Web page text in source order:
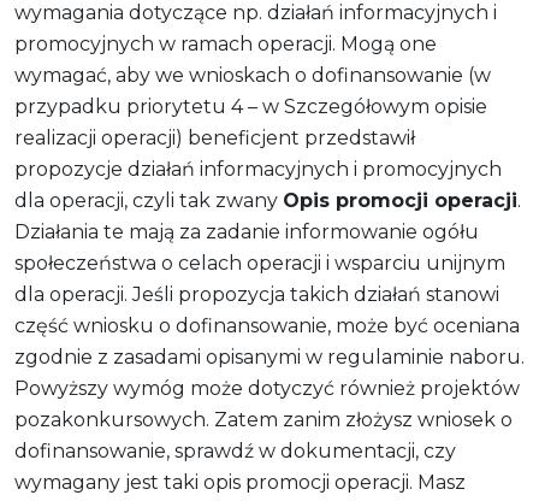
wymagania dotyczące np. działań informacyjnych i
promocyjnych w ramach operacji. Mogą one
wymagać, aby we wnioskach o dofinansowanie (w
przypadku priorytetu 4 – w Szczegółowym opisie
realizacji operacji) beneficjent przedstawił
propozycje działań informacyjnych i promocyjnych
dla operacji, czyli tak zwany Opis promocji operacji.
Działania te mają za zadanie informowanie ogółu
społeczeństwa o celach operacji i wsparciu unijnym
dla operacji. Jeśli propozycja takich działań stanowi
część wniosku o dofinansowanie, może być oceniana
zgodnie z zasadami opisanymi w regulaminie naboru.
Powyższy wymóg może dotyczyć również projektów
pozakonkursowych. Zatem zanim złożysz wniosek o
dofinansowanie, sprawdź w dokumentacji, czy
wymagany jest taki opis promocji operacji. Masz